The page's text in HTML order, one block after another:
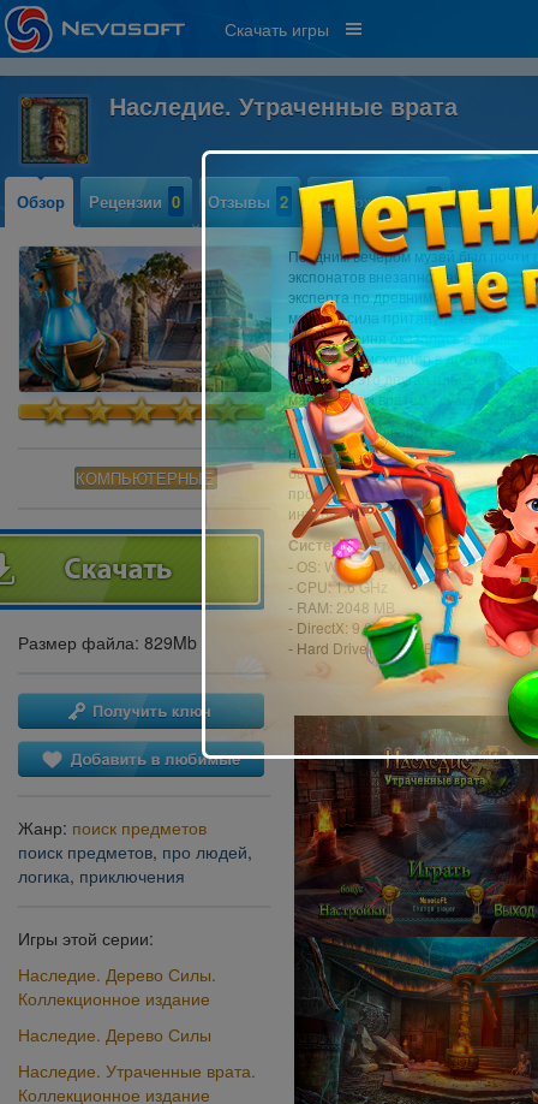
Скачать игры
Наследие. Утраченные врата
Обзор Рецензии 0 Отзывы 2 Прохождение 0
КОМПЬЮТЕРНЫЕ
Размер файла: 829Mb
Жанр: поиск предметов
поиск предметов, про людей,
логика, приключения
Игры этой серии:
Наследие. Дерево Силы.
Коллекционное издание
Наследие. Дерево Силы
Наследие. Утраченные врата.
Коллекционное издание
Поздним вечером музей был почти
экспонатов внезапно начал
эксперта по древним
мощная сила притянула ее и
Наша героиня оказалась в
все это происходило в другой
прошлое, это другая планета,
магическими вратами судьбы.
Таинственные ворота снова
непросто. Только Шааш, местный
бытия, может помочь.
пройдите ряд испытаний на пути
интересные задания, необычные
Системные требования:
- OS: Windows XP/Vista/7/8/10
- CPU: 1.6 GHz
- RAM: 2048 MB
- DirectX: 9.0
- Hard Drive: 1092 MB